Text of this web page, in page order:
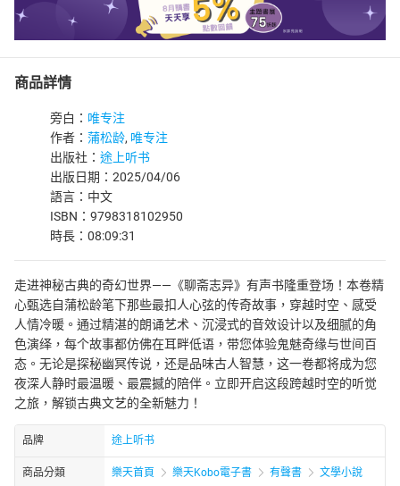
商品詳情
旁白： 唯专注
作者： 蒲松龄, 唯专注
出版社： 途上听书
出版日期：2025/04/06
語言：中文
ISBN：9798318102950
時長：08:09:31
走进神秘古典的奇幻世界——《聊斋志异》有声书隆重登场！本卷精
心甄选自蒲松龄笔下那些最扣人心弦的传奇故事，穿越时空、感受
人情冷暖。通过精湛的朗诵艺术、沉浸式的音效设计以及细腻的角
色演绎，每个故事都仿佛在耳畔低语，带您体验鬼魅奇缘与世间百
态。无论是探秘幽冥传说，还是品味古人智慧，这一卷都将成为您
夜深人静时最温暖、最震撼的陪伴。立即开启这段跨越时空的听觉
之旅，解锁古典文艺的全新魅力！
品牌 途上听书
商品分類 樂天首頁 樂天Kobo電子書 有聲書 文學小說